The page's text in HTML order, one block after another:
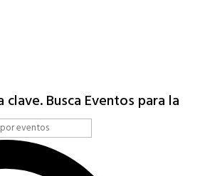
Busca Eventos para la